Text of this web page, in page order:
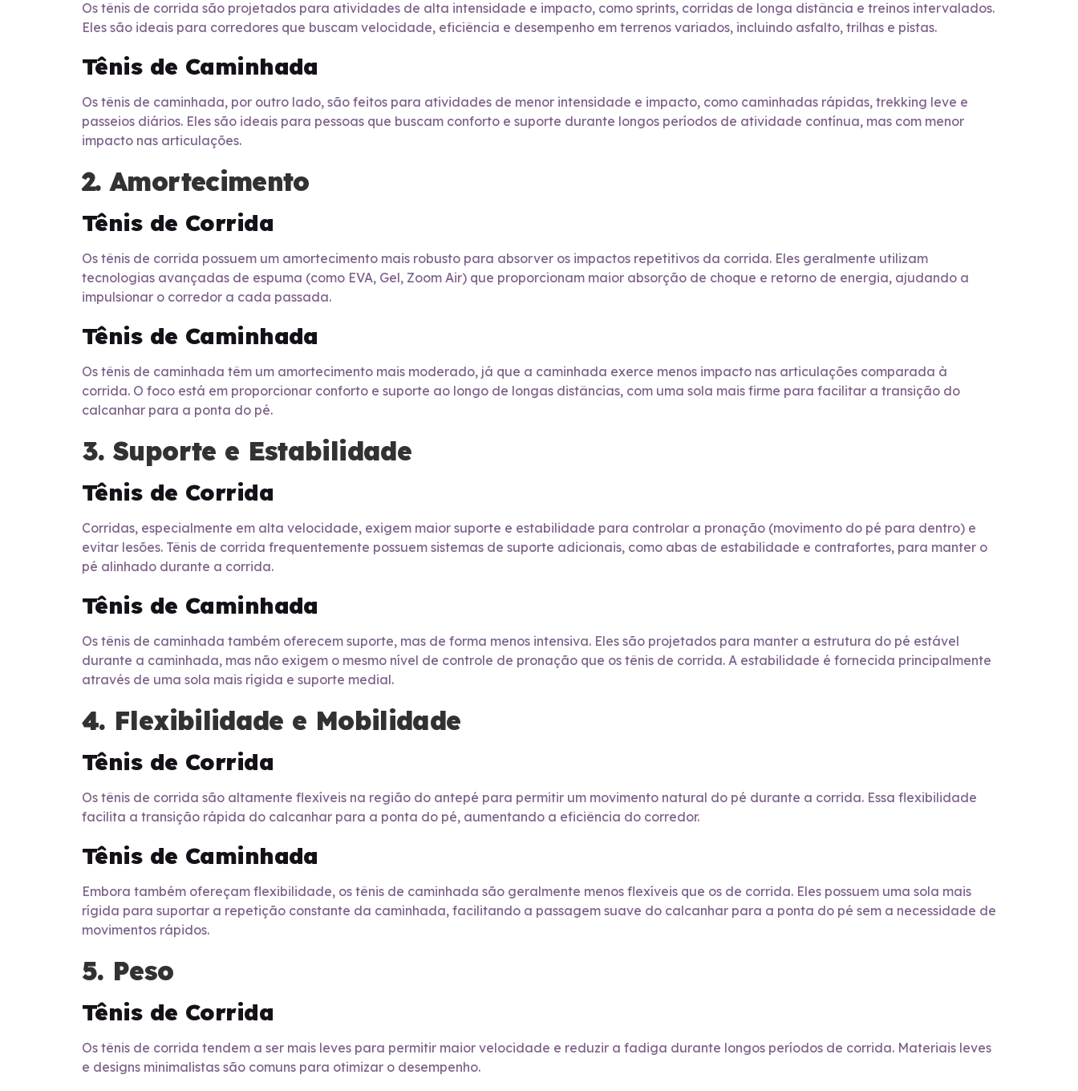
Os tênis de corrida são projetados para atividades de alta intensidade e impacto, como sprints, corridas de longa distância e treinos intervalados.
Eles são ideais para corredores que buscam velocidade, eficiência e desempenho em terrenos variados, incluindo asfalto, trilhas e pistas.
Tênis de Caminhada
Os tênis de caminhada, por outro lado, são feitos para atividades de menor intensidade e impacto, como caminhadas rápidas, trekking leve e
passeios diários. Eles são ideais para pessoas que buscam conforto e suporte durante longos períodos de atividade contínua, mas com menor
impacto nas articulações.
2. Amortecimento
Tênis de Corrida
Os tênis de corrida possuem um amortecimento mais robusto para absorver os impactos repetitivos da corrida. Eles geralmente utilizam
tecnologias avançadas de espuma (como EVA, Gel, Zoom Air) que proporcionam maior absorção de choque e retorno de energia, ajudando a
impulsionar o corredor a cada passada.
Tênis de Caminhada
Os tênis de caminhada têm um amortecimento mais moderado, já que a caminhada exerce menos impacto nas articulações comparada à
corrida. O foco está em proporcionar conforto e suporte ao longo de longas distâncias, com uma sola mais firme para facilitar a transição do
calcanhar para a ponta do pé.
3. Suporte e Estabilidade
Tênis de Corrida
Corridas, especialmente em alta velocidade, exigem maior suporte e estabilidade para controlar a pronação (movimento do pé para dentro) e
evitar lesões. Tênis de corrida frequentemente possuem sistemas de suporte adicionais, como abas de estabilidade e contrafortes, para manter o
pé alinhado durante a corrida.
Tênis de Caminhada
Os tênis de caminhada também oferecem suporte, mas de forma menos intensiva. Eles são projetados para manter a estrutura do pé estável
durante a caminhada, mas não exigem o mesmo nível de controle de pronação que os tênis de corrida. A estabilidade é fornecida principalmente
através de uma sola mais rígida e suporte medial.
4. Flexibilidade e Mobilidade
Tênis de Corrida
Os tênis de corrida são altamente flexíveis na região do antepé para permitir um movimento natural do pé durante a corrida. Essa flexibilidade
facilita a transição rápida do calcanhar para a ponta do pé, aumentando a eficiência do corredor.
Tênis de Caminhada
Embora também ofereçam flexibilidade, os tênis de caminhada são geralmente menos flexíveis que os de corrida. Eles possuem uma sola mais
rígida para suportar a repetição constante da caminhada, facilitando a passagem suave do calcanhar para a ponta do pé sem a necessidade de
movimentos rápidos.
5. Peso
Tênis de Corrida
Os tênis de corrida tendem a ser mais leves para permitir maior velocidade e reduzir a fadiga durante longos períodos de corrida. Materiais leves
e designs minimalistas são comuns para otimizar o desempenho.